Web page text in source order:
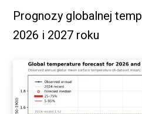
Prognozy globalnej
2026 i 2027 roku